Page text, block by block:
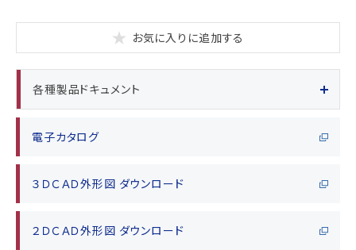
お気に入りに追加する
各種製品ドキュメント
電子カタログ
３ＤＣＡＤ外形図 ダウンロード
２ＤＣＡＤ外形図 ダウンロード